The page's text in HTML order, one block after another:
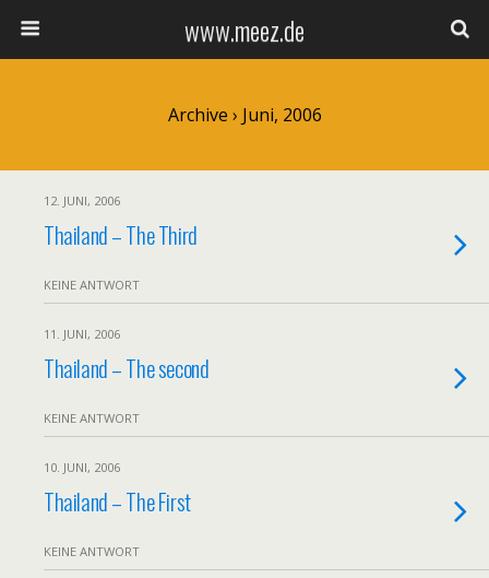
www.meez.de
Archive › Juni, 2006
12. JUNI, 2006
Thailand – The Third
KEINE ANTWORT
11. JUNI, 2006
Thailand – The second
KEINE ANTWORT
10. JUNI, 2006
Thailand – The First
KEINE ANTWORT